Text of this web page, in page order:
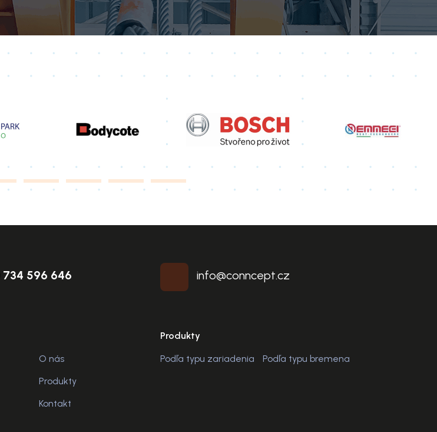
734 596 646
O nás
Produkty
Kontakt
info@conncept.cz
Produkty
Podľa typu zariadenia Podľa typu bremena